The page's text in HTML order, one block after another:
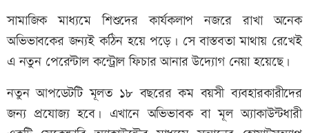
সামাজিক মাধ্যমে শিশুদের কার্যকলাপ নজরে রাখা অনেক
অভিভাবকের জন্যই কঠিন হয়ে পড়ে। সে বাস্তবতা মাথায় রেখেই
এ নতুন পেরেন্টাল কন্ট্রোল ফিচার আনার উদ্যোগ নেয়া হয়েছে।
নতুন আপডেটটি মূলত ১৮ বছরের কম বয়সী ব্যবহারকারীদের
জন্য প্রযোজ্য হবে। এখানে অভিভাবক বা মূল অ্যাকাউন্টধারী